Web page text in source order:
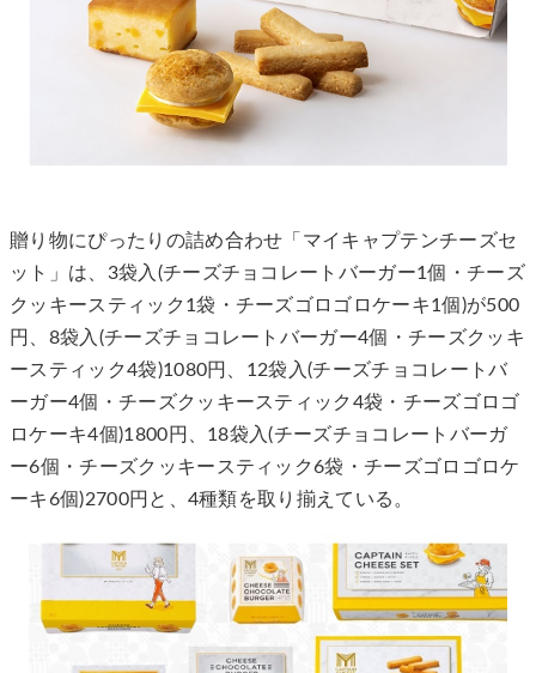
贈り物にぴったりの詰め合わせ「マイキャプテンチーズセ
ット」は、3袋入(チーズチョコレートバーガー1個・チーズ
クッキースティック1袋・チーズゴロゴロケーキ1個)が500
円、8袋入(チーズチョコレートバーガー4個・チーズクッキ
ースティック4袋)1080円、12袋入(チーズチョコレートバ
ーガー4個・チーズクッキースティック4袋・チーズゴロゴ
ロケーキ4個)1800円、18袋入(チーズチョコレートバーガ
ー6個・チーズクッキースティック6袋・チーズゴロゴロケ
ーキ6個)2700円と、4種類を取り揃えている。